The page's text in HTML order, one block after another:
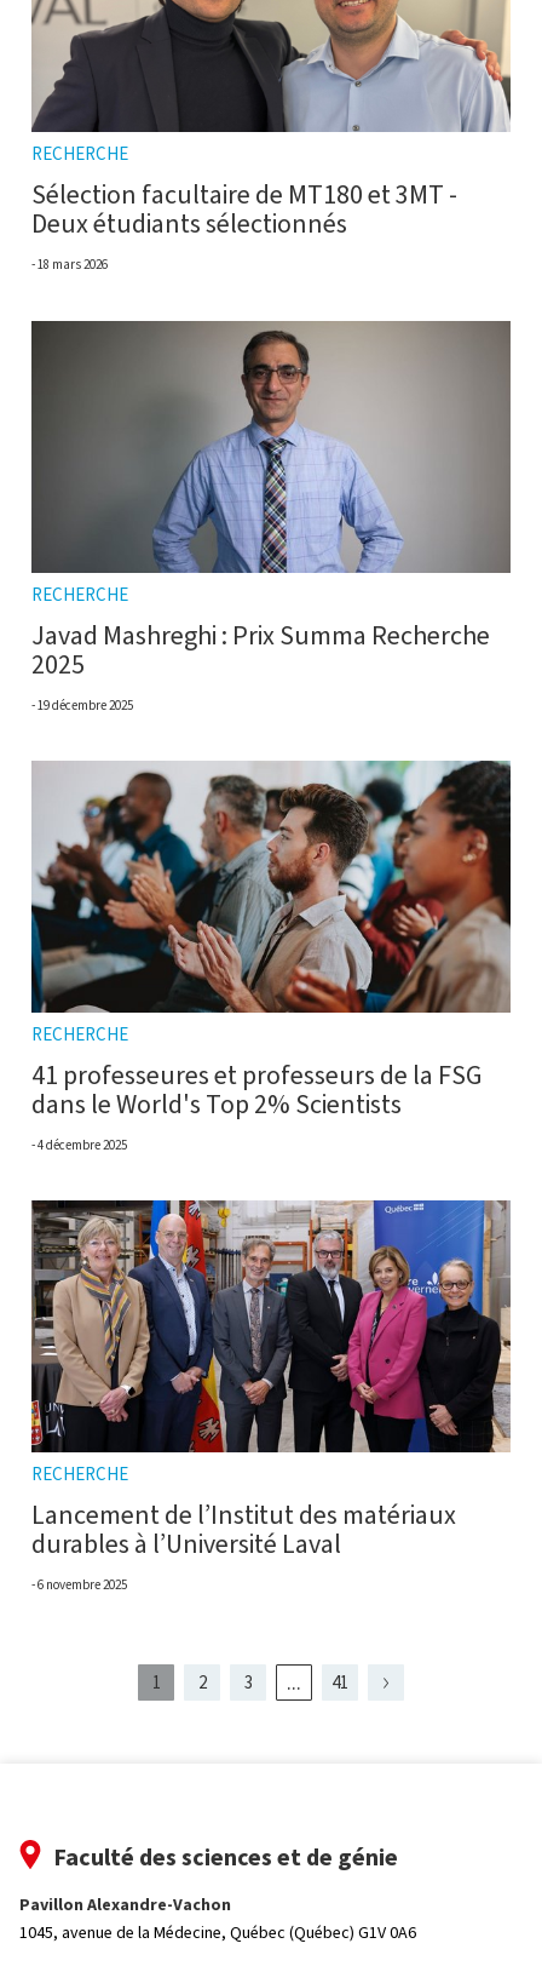
RECHERCHE
Sélection facultaire de MT180 et 3MT -
Deux étudiants sélectionnés
18 mars 2026
RECHERCHE
Javad Mashreghi : Prix Summa Recherche
2025
19 décembre 2025
RECHERCHE
41 professeures et professeurs de la FSG
dans le World's Top 2% Scientists
4 décembre 2025
RECHERCHE
Lancement de l’Institut des matériaux
durables à l’Université Laval
6 novembre 2025
Page
1présentement
Page
2 Page
3 ...PagePage
41
Page
Faculté des sciences et de génie
Pavillon Alexandre-Vachon
1045, avenue de la Médecine, Québec (Québec) G1V 0A6